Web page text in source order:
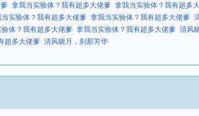
拿我当实验体？我有超多大佬爹 拿我当实验体？我有超多
实验体？我有超多大佬爹 拿我当实验体？我有超多大佬爹
体？我有超多大佬爹 拿我当实验体？我有超多大佬爹 清风
超多大佬爹 清风晓月，刹那芳华